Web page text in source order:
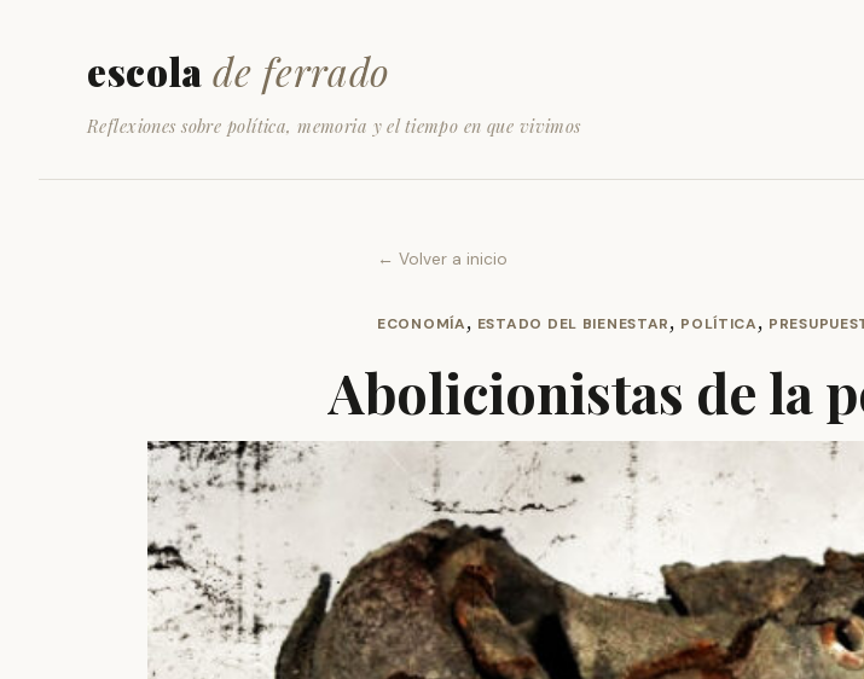
escola de ferrado
Reflexiones sobre política, memoria y el tiempo en que vivimos
← Volver a inicio
ECONOMÍA, ESTADO DEL BIENESTAR, POLÍTICA,
Abolicionistas de la